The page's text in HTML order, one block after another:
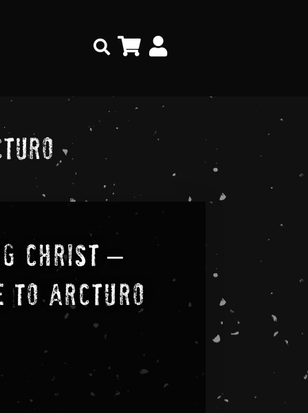
Search
Christ –
To Arcturo